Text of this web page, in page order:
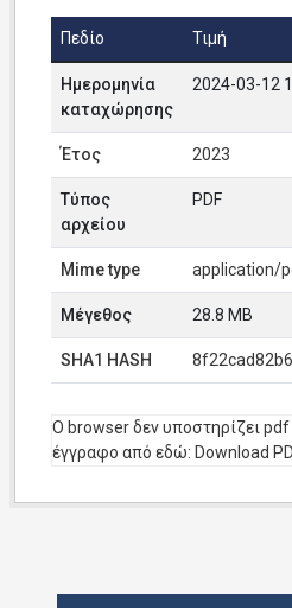
Πεδίο Τιμή
Ημερομηνία
καταχώρησης
2024-03-12
Έτος 2023
Τύπος
αρχείου
PDF
Mime type application/
Μέγεθος 28.8 MB
SHA1 HASH
O browser δεν υποστηρίζει
έγγραφο από εδώ: Download